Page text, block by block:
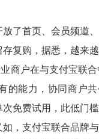
了首页、会员频道
复购，据悉，越来
商户在与支付宝联
的能力，协同商户
免费试用，此低门
，支付宝联合品牌